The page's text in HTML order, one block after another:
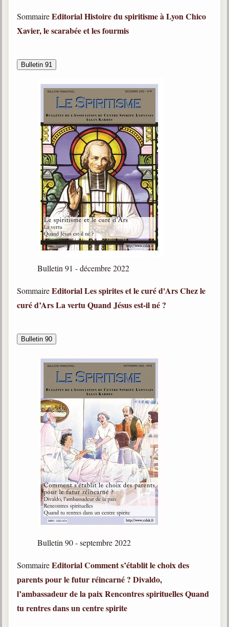
Maximes
Enregistrements
séance d'aide spirituelle
Diaporamas
Powerpoints
Enseignement
Cours dispensés au Centre
L'Agora
Posez-nous des questions
Consultez les réponses
Posez votre question
Galerie
Vidéoscope
Vidéos courtes de Divaldo
Liens spirites
Centres spirites
Belgique, Lux. et Canada
Fédérations spirites
Médias spirites
SommaireEditorialHistoire du spiritisme à LyonChico
Xavier, le scarabée et les fourmis
Bulletin 91
Bulletin 91 - décembre 2022
SommaireEditorialLes spirites et le curé d'ArsChez le
curé d’ArsLa vertuQuand Jésus est-il né ?
Bulletin 90
Bulletin 90 - septembre 2022
SommaireEditorialComment s’établit le choix des
parents pour le futur réincarné ? Divaldo,
l’ambassadeur de la paixRencontres spirituellesQuand
tu rentres dans un centre spirite